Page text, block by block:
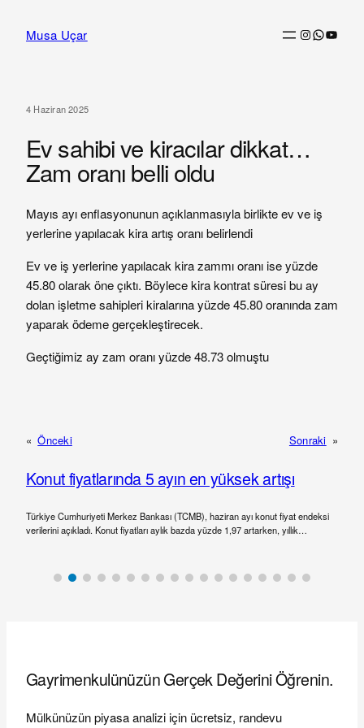
Musa Uçar Instagram
4 Haziran 2025
Ev sahibi ve kiracılar dikkat…
Zam oranı belli oldu
Mayıs ayı enflasyonunun açıklanmasıyla birlikte ev ve iş
yerlerine yapılacak kira artış oranı belirlendi
Ev ve iş yerlerine yapılacak kira zammı oranı ise yüzde
45.80 olarak öne çıktı. Böylece kira kontrat süresi bu ay
dolan işletme sahipleri kiralarına yüzde 45.80 oranında zam
yaparak ödeme gerçekleştirecek.
Geçtiğimiz ay zam oranı yüzde 48.73 olmuştu
« Önceki Sonraki »
Konut fiyatlarında 5 ayın en yüksek artışı
Türkiye Cumhuriyeti Merkez Bankası (TCMB), haziran ayı konut fiyat endeksi
verilerini açıkladı. Konut fiyatları aylık bazda yüzde 1,97 artarken, yıllık…
Gayrimenkulünüzün Gerçek Değerini Öğrenin.
Mülkünüzün piyasa analizi için ücretsiz, randevu